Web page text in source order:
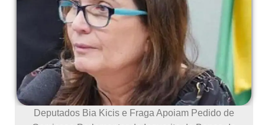
Deputados Bia Kicis e Fraga Apoiam Pedido de